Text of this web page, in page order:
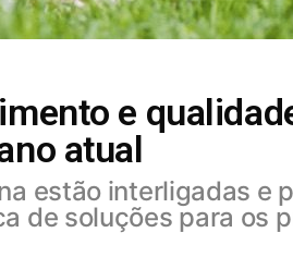
e
atual
estão interligadas e
de soluções para os